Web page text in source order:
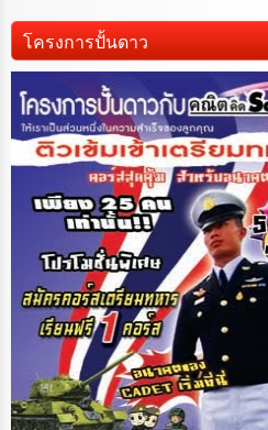
โครงการปั้นดาว